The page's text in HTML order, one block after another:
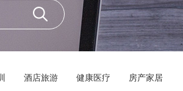
酒店旅游 健康医疗 房产家居